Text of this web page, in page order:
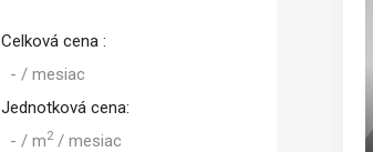
Celková cena :
- / mesiac
Jednotková cena:
- / m2/ mesiac